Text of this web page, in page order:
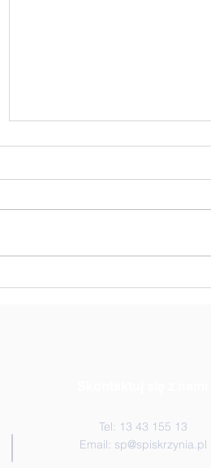
Tel: 13 43 155 13
Email: sp@spiskrzynia.pl